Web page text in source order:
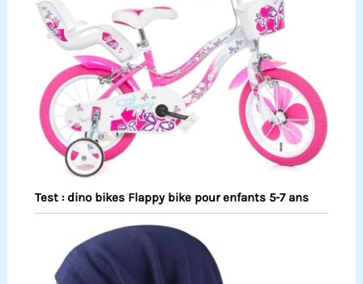
Test : dino bikes Flappy bike pour enfants 5-7 ans